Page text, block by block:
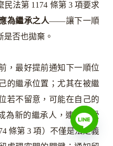
法第 1174 條第 3 項要求
為繼承之人——讓下一順
是否也拋棄。
，最好提前通知下一順位
的繼承位置；尤其在被繼
若不留意，可能在自己的
為新的繼承人，連帶承受
條第 3 項）不僅是法定義